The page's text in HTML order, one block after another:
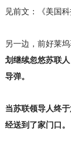
见前文：《美国科
另一边，前好莱
划继续忽悠苏联
导弹。
当苏联领导人终
经送到了家门口。